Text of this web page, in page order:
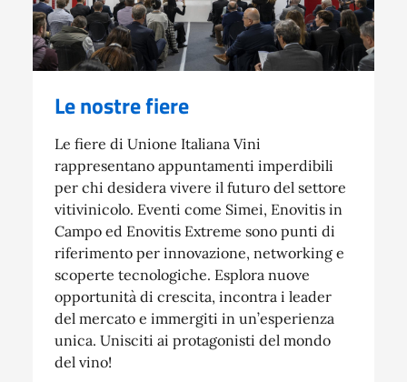
Le nostre fiere
Le fiere di Unione Italiana Vini
rappresentano appuntamenti imperdibili
per chi desidera vivere il futuro del settore
vitivinicolo. Eventi come Simei, Enovitis in
Campo ed Enovitis Extreme sono punti di
riferimento per innovazione, networking e
scoperte tecnologiche. Esplora nuove
opportunità di crescita, incontra i leader
del mercato e immergiti in un’esperienza
unica. Unisciti ai protagonisti del mondo
del vino!